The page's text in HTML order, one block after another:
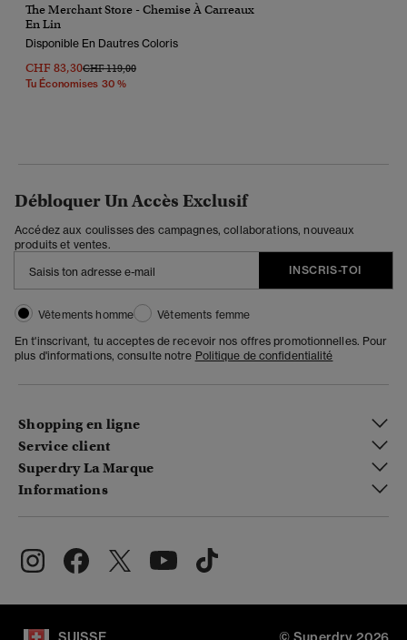
The Merchant Store - Chemise À Carreaux
En Lin
Disponible En Dautres Coloris
CHF 83,30Prix Réduit De
CHF 119,00À
Tu Économises 30 %
Débloquer Un Accès Exclusif
Accédez aux coulisses des campagnes, collaborations, nouveaux
produits et ventes.
INSCRIS-TOI
Vêtements homme
Vêtements femme
En t'inscrivant, tu acceptes de recevoir nos offres promotionnelles. Pour
plus d'informations, consulte notre Politique de confidentialité
Shopping en ligne
Service client
Superdry La Marque
Informations